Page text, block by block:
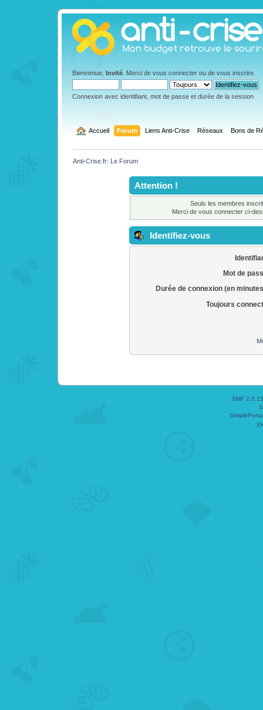
Bienvenue, Invité . Merci de vous connecter ou de vous inscrire
Connexion avec identifiant, mot de passe et durée de la session
Accueil Forum Liens Anti-Crise Réseaux Bons de
Anti-Crise.fr: Le Forum
Attention !
Seuls les membres
Merci de vous connecter ci-
Identifiez-vous
Mot de
Durée de connexion (en
Toujours
SMF 2.0.15